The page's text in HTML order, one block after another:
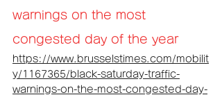
warnings on the most
congested day of the year
https://www.brusselstimes.com/mobilit
y/1167365/black-saturday-traffic-
warnings-on-the-most-congested-day-